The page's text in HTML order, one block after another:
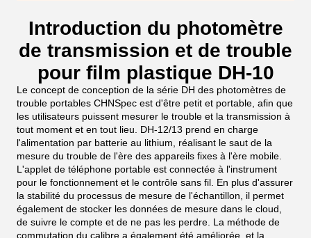
Introduction du photomètre
de transmission et de trouble
pour film plastique DH-10
Le concept de conception de la série DH des photomètres de
trouble portables CHNSpec est d'être petit et portable, afin que
les utilisateurs puissent mesurer le trouble et la transmission à
tout moment et en tout lieu. DH-12/13 prend en charge
l'alimentation par batterie au lithium, réalisant le saut de la
mesure du trouble de l'ère des appareils fixes à l'ère mobile.
L'applet de téléphone portable est connectée à l'instrument
pour le fonctionnement et le contrôle sans fil. En plus d'assurer
la stabilité du processus de mesure de l'échantillon, il permet
également de stocker les données de mesure dans le cloud,
de suivre le compte et de ne pas les perdre. La méthode de
commutation du calibre a également été améliorée, et la